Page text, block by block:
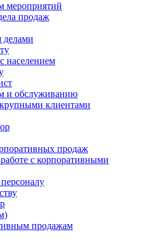
мероприятий
продаж
делами
населением
и обслуживанию
клиентами
продаж
с корпоративными
продажам